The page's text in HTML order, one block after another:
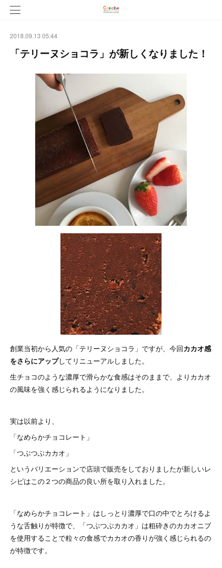
2018.09.13 05:44
「テリーヌショコラ」が新しくなりました！
創業当初から人気の「テリーヌショコラ」ですが、今回カカオ感
をさらにアップしてリニューアルしました。
生チョコのような濃厚で滑らかな食感はそのままで、よりカカオ
の風味を強く感じられるようになりました。
実は以前より、
「なめらかチョコレート」
「つぶつぶカカオ」
というバリエーションで店頭で販売をしておりましたが新しいレ
シピはこの２つの商品の良い所を取り入れました。
「なめらかチョコレート」はしっとり濃厚で口の中でとろけるよ
うな舌触りが特徴で、「つぶつぶカカオ」は粗砕きのカカオニブ
を使用することで粒々の食感でカカオの香りが強く感じられるの
が特徴です。